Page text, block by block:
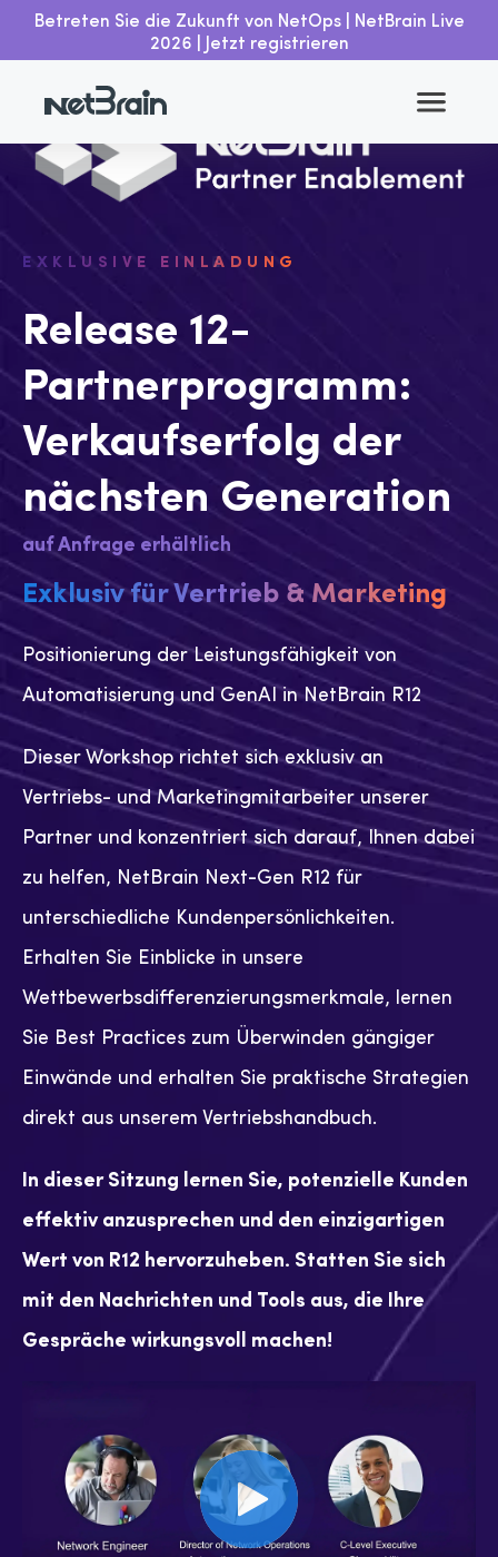
Betreten Sie die Zukunft von NetOps | NetBrain Live
2026 | Jetzt registrieren
EXKLUSIVE EINLADUNG
Release 12-
Partnerprogramm:
Verkaufserfolg der
nächsten Generation
auf Anfrage erhältlich
Exklusiv für Vertrieb & Marketing
Positionierung der Leistungsfähigkeit von
Automatisierung und GenAI in NetBrain R12
Dieser Workshop richtet sich exklusiv an
Vertriebs- und Marketingmitarbeiter unserer
Partner und konzentriert sich darauf, Ihnen dabei
zu helfen, NetBrain Next-Gen R12 für
unterschiedliche Kundenpersönlichkeiten.
Erhalten Sie Einblicke in unsere
Wettbewerbsdifferenzierungsmerkmale, lernen
Sie Best Practices zum Überwinden gängiger
Einwände und erhalten Sie praktische Strategien
direkt aus unserem Vertriebshandbuch.
In dieser Sitzung lernen Sie, potenzielle Kunden
effektiv anzusprechen und den einzigartigen
Wert von R12 hervorzuheben. Statten Sie sich
mit den Nachrichten und Tools aus, die Ihre
Gespräche wirkungsvoll machen!